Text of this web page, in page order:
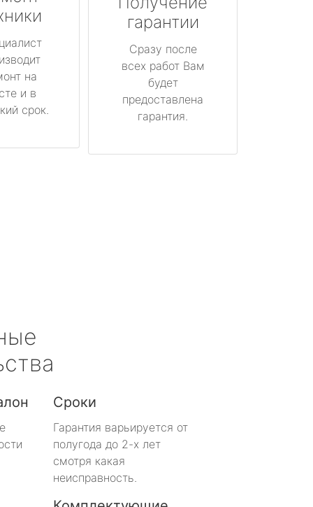
на
и в
срок.
гарантии
Сразу после
всех работ Вам
будет
предоставлена
гарантия.
Сроки
Гарантия варьируется от
полугода до 2-х лет
смотря какая
неисправность.